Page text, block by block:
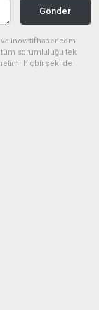
Gönder
inovatifhaber.com
tüm sorumluluğu tek
hiçbir şekilde